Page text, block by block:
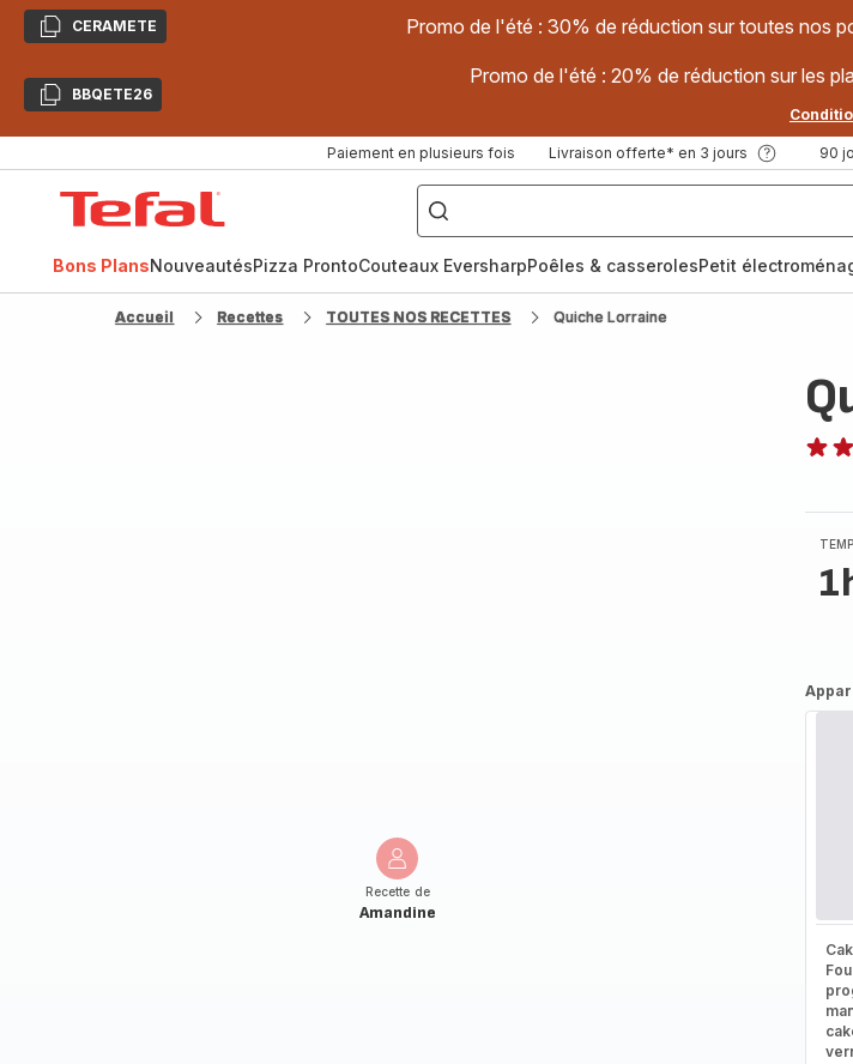
CopierCERAMETE Promo de l'été : 30% de réduction sur toutes nos
CopierBBQETE26
Promo de l'été : 20% de réduction sur les
Paiement en plusieurs fois Livraison offerte* en 3 jours 90
["Poêles
inox,
Cake
Factory,
Bons PlansNouveautésPizza ProntoCouteaux EversharpPoêles & casserolesPetit
Accueil Recettes TOUTES NOS RECETTES Quiche Lorraine
Recette de
Amandine